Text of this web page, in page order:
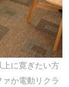
に寛ぎたい方
か電動リクラ